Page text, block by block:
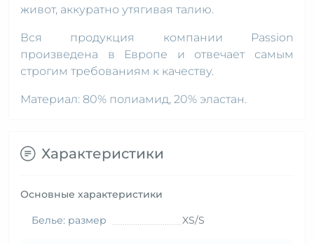
живот, аккуратно утягивая талию.
Вся продукция компании Passion
произведена в Европе и отвечает самым
строгим требованиям к качеству.
Материал: 80% полиамид, 20% эластан.
Характеристики
Основные характеристики
Белье: размер XS/S